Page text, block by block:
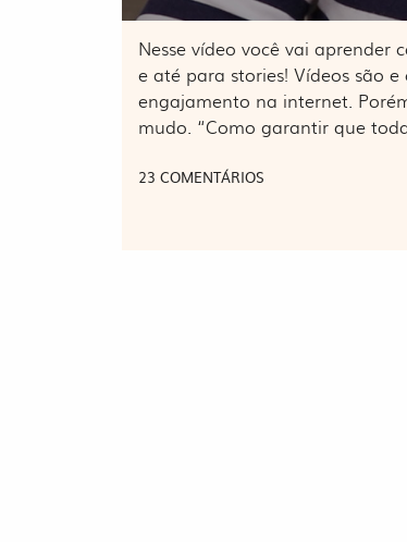
Nesse vídeo você vai aprender
e até para stories! Vídeos são
engajamento na internet.
mudo. “Como garantir que
23 COMENTÁRIOS